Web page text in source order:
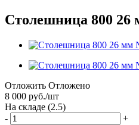
Столешница 800 26
Отложить Отложено
8 000 руб./шт
На складе (2.5)
-
+